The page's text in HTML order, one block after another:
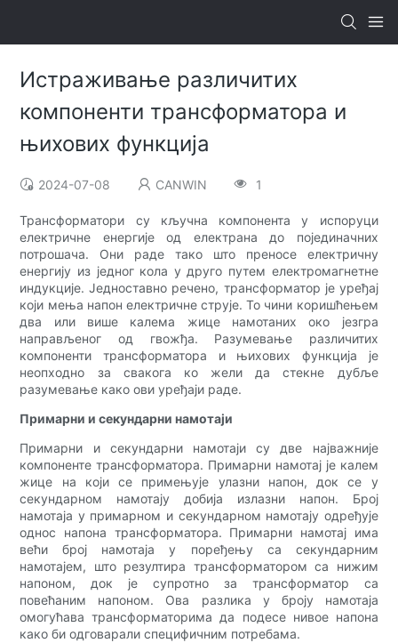
Истраживање различитих
компоненти трансформатора и
њихових функција
2024-07-08 CANWIN 1
Трансформатори су кључна компонента у испоруци
електричне енергије од електрана до појединачних
потрошача. Они раде тако што преносе електричну
енергију из једног кола у друго путем електромагнетне
индукције. Једноставно речено, трансформатор је уређај
који мења напон електричне струје. То чини коришћењем
два или више калема жице намотаних око језгра
направљеног од гвожђа. Разумевање различитих
компоненти трансформатора и њихових функција је
неопходно за свакога ко жели да стекне дубље
разумевање како ови уређаји раде.
Примарни и секундарни намотаји
Примарни и секундарни намотаји су две најважније
компоненте трансформатора. Примарни намотај је калем
жице на који се примењује улазни напон, док се у
секундарном намотају добија излазни напон. Број
намотаја у примарном и секундарном намотају одређује
однос напона трансформатора. Примарни намотај има
већи број намотаја у поређењу са секундарним
намотајем, што резултира трансформатором са нижим
напоном, док је супротно за трансформатор са
повећаним напоном. Ова разлика у броју намотаја
омогућава трансформаторима да подесе нивое напона
како би одговарали специфичним потребама.